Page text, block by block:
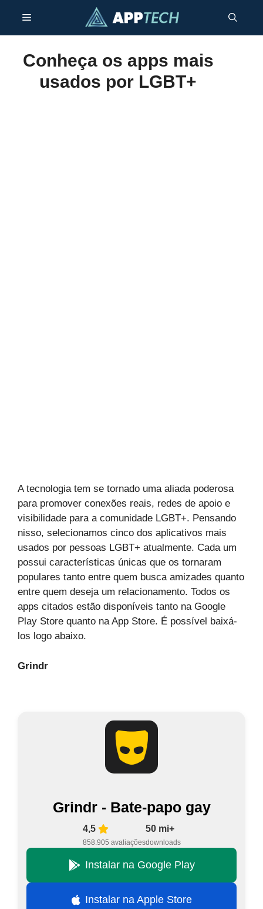
o
Menu
Conheça os apps mais
usados por LGBT+
A tecnologia tem se tornado uma aliada poderosa
para promover conexões reais, redes de apoio e
visibilidade para a comunidade LGBT+. Pensando
nisso, selecionamos cinco dos aplicativos mais
usados por pessoas LGBT+ atualmente. Cada um
possui características únicas que os tornaram
populares tanto entre quem busca amizades quanto
entre quem deseja um relacionamento. Todos os
apps citados estão disponíveis tanto na Google
Play Store quanto na App Store. É possível baixá-
los logo abaixo.
Grindr
Grindr - Bate-papo gay
4,5
858.905 avaliações
50 mi+
downloads
Instalar na Google Play
Instalar na Apple Store